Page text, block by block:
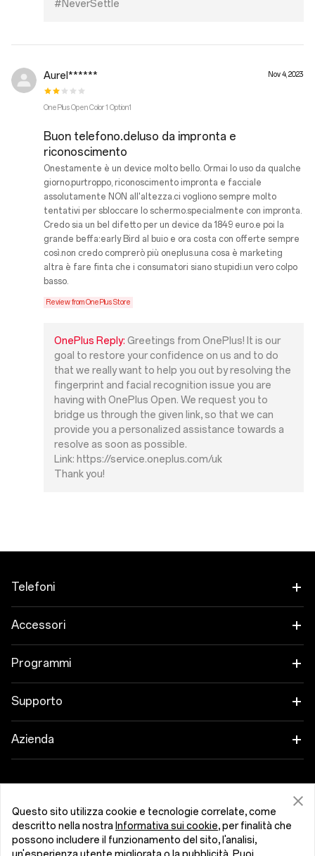
#NeverSettle
Aurel****** Nov 4, 2023
OnePlus Open Color 1 Option1
Buon telefono.deluso da impronta e
riconoscimento
Onestamente è un device molto bello. Ormai lo uso da qualche
giorno.purtroppo, riconoscimento impronta e facciale
assolutamente NON all'altezza.ci vogliono sempre molto
tentativi per sbloccare lo schermo.specialmente con impronta.
Credo sia un bel difetto per un device da 1849 euro.e poi la
grande beffa:early Bird al buio e ora costa con offerte sempre
così.non credo comprerò più oneplus.una cosa è marketing
altra è fare finta che i consumatori siano stupidi.un vero colpo
basso.
Review from OnePlus Store
OnePlus Reply: Greetings from OnePlus! It is our
goal to restore your confidence on us and to do
that we really want to help you out by resolving the
fingerprint and facial recognition issue you are
having with OnePlus Open. We request you to
bridge us through the given link, so that we can
provide you a personalized assistance towards a
resolve as soon as possible.
Link: https://service.oneplus.com/uk
Thank you!
Telefoni
OnePlus 15
OnePlus Nord 5
Accessori
Tablet
Custodie e protezione
bundles
Programmi
Collega i tuoi dispositivi OnePlus
Supporto
Domande frequenti sugli acquisti
Manuali utente
Azienda
Community
Red Cable Club Italia (Italiano)
Questo sito utilizza cookie e tecnologie correlate, come
descritto nella nostra Informativa sui cookie, per finalità che
possono includere il funzionamento del sito, l'analisi,